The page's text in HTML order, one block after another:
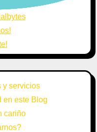
y servicios
en este Blog
cariño